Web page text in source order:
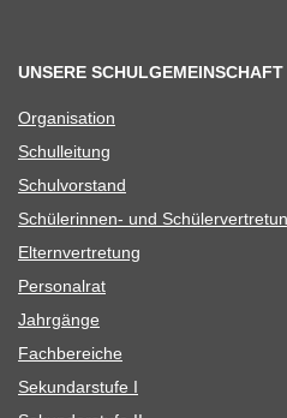
UNSERE SCHULGEMEINSCHAFT
Orga­ni­sa­tion
Schul­lei­tung
Schul­vor­stand
Schü­le­rin­nen- und
Eltern­ver­tre­tung
Per­so­nal­rat
Jahr­gänge
Fach­be­rei­che
Sekun­dar­stufe I